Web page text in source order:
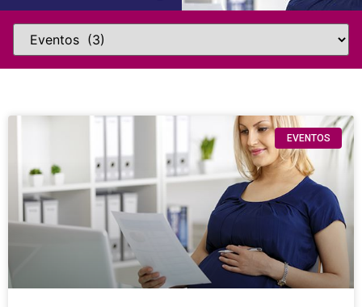
EVENTOS